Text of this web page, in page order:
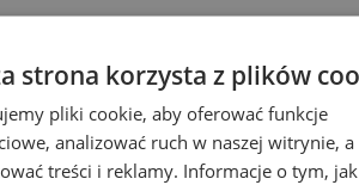
strona korzysta z plików
pliki cookie, aby oferować funkcje
analizować ruch w naszej witrynie,
treści i reklamy. Informacje o tym,